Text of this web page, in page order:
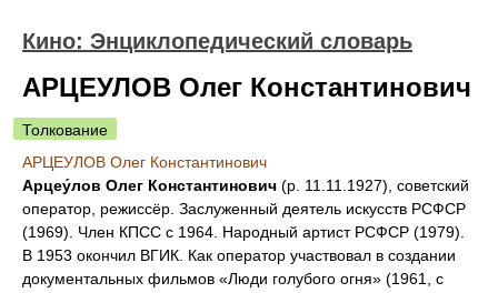
Кино: Энциклопедический словарь
АРЦЕУЛОВ Олег Константинович
Толкование
АРЦЕУЛОВ Олег Константинович
Арцеу́лов Олег Константинович (р. 11.11.1927), советский
оператор, режиссёр. Заслуженный деятель искусств РСФСР
(1969). Член КПСС с 1964. Народный артист РСФСР (1979).
В 1953 окончил ВГИК. Как оператор участвовал в создании
документальных фильмов «Люди голубого огня» (1961, с